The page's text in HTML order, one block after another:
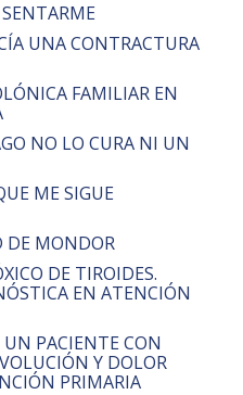
UNA CONTRACTURA
FAMILIAR EN
NO LO CURA NI UN
ME SIGUE
DE MONDOR
DE TIROIDES.
EN ATENCIÓN
PACIENTE CON
Y DOLOR
PRIMARIA